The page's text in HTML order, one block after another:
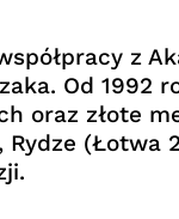
z
Od 1992
oraz złote
(Łotwa